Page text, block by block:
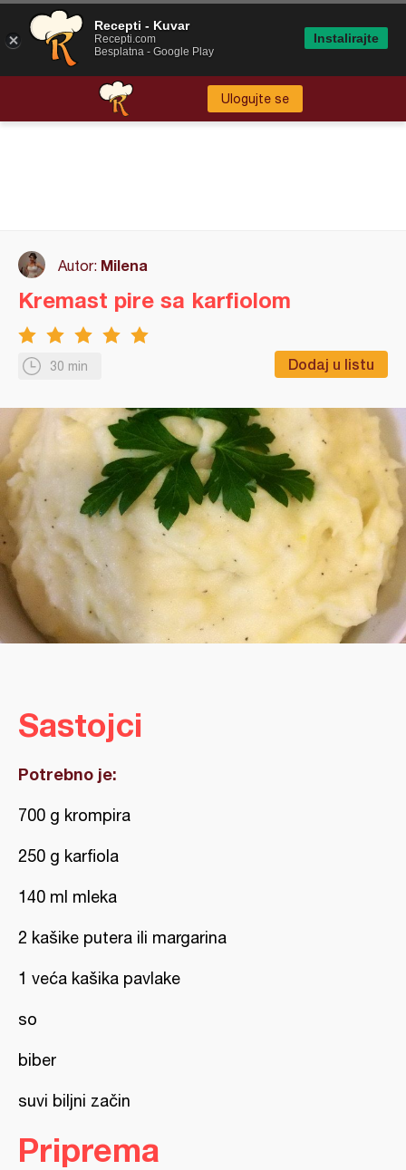
Ulogujte se
Autor: Milena
30 min Dodaj u listu
Kremast pire sa karfiolom
Sastojci
Potrebno je:
700 g krompira
250 g karfiola
140 ml mleka
2 kašike putera ili margarina
1 veća kašika pavlake
so
biber
suvi biljni začin
Priprema
Recepti - Kuvar
Recepti.com
Besplatna - Google Play
Instalirajte